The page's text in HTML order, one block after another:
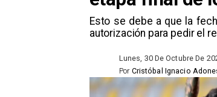
​Esto se debe a que la
autorización para pedir el
Lunes, 30 De Octubre De
Cristóbal Ignacio
Por